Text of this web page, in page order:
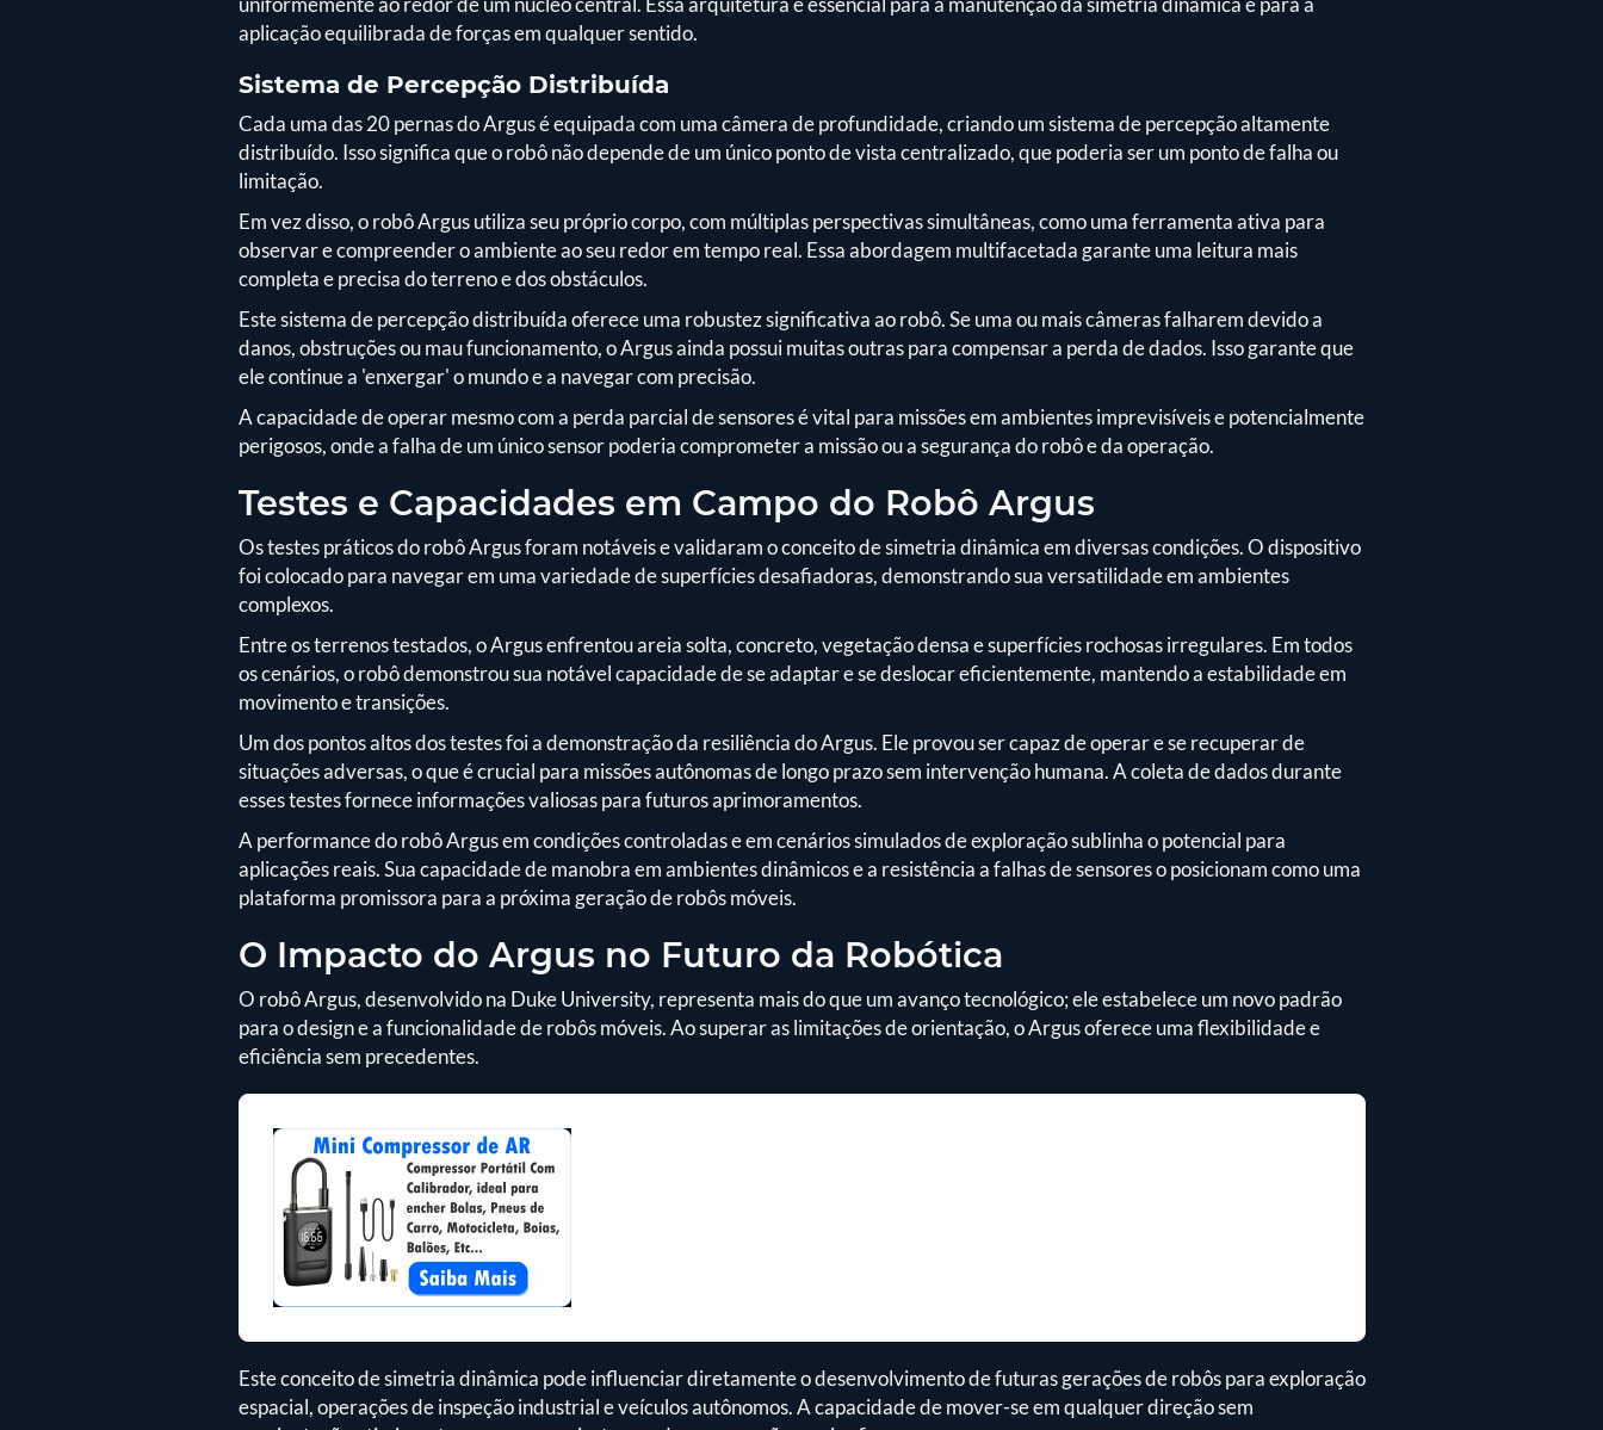
aplicação equilibrada de forças em qualquer sentido.
Sistema de Percepção Distribuída
Cada uma das 20 pernas do Argus é equipada com uma câmera de profundidade, criando um sistema de percepção altamente
distribuído. Isso significa que o robô não depende de um único ponto de vista centralizado, que poderia ser um ponto de falha ou
limitação.
Em vez disso, o robô Argus utiliza seu próprio corpo, com múltiplas perspectivas simultâneas, como uma ferramenta ativa para
observar e compreender o ambiente ao seu redor em tempo real. Essa abordagem multifacetada garante uma leitura mais
completa e precisa do terreno e dos obstáculos.
Este sistema de percepção distribuída oferece uma robustez significativa ao robô. Se uma ou mais câmeras falharem devido a
danos, obstruções ou mau funcionamento, o Argus ainda possui muitas outras para compensar a perda de dados. Isso garante que
ele continue a 'enxergar' o mundo e a navegar com precisão.
A capacidade de operar mesmo com a perda parcial de sensores é vital para missões em ambientes imprevisíveis e potencialmente
perigosos, onde a falha de um único sensor poderia comprometer a missão ou a segurança do robô e da operação.
Testes e Capacidades em Campo do Robô Argus
Os testes práticos do robô Argus foram notáveis e validaram o conceito de simetria dinâmica em diversas condições. O dispositivo
foi colocado para navegar em uma variedade de superfícies desafiadoras, demonstrando sua versatilidade em ambientes
complexos.
Entre os terrenos testados, o Argus enfrentou areia solta, concreto, vegetação densa e superfícies rochosas irregulares. Em todos
os cenários, o robô demonstrou sua notável capacidade de se adaptar e se deslocar eficientemente, mantendo a estabilidade em
movimento e transições.
Um dos pontos altos dos testes foi a demonstração da resiliência do Argus. Ele provou ser capaz de operar e se recuperar de
situações adversas, o que é crucial para missões autônomas de longo prazo sem intervenção humana. A coleta de dados durante
esses testes fornece informações valiosas para futuros aprimoramentos.
A performance do robô Argus em condições controladas e em cenários simulados de exploração sublinha o potencial para
aplicações reais. Sua capacidade de manobra em ambientes dinâmicos e a resistência a falhas de sensores o posicionam como uma
plataforma promissora para a próxima geração de robôs móveis.
O Impacto do Argus no Futuro da Robótica
O robô Argus, desenvolvido na Duke University, representa mais do que um avanço tecnológico; ele estabelece um novo padrão
para o design e a funcionalidade de robôs móveis. Ao superar as limitações de orientação, o Argus oferece uma flexibilidade e
eficiência sem precedentes.
Este conceito de simetria dinâmica pode influenciar diretamente o desenvolvimento de futuras gerações de robôs para exploração
espacial, operações de inspeção industrial e veículos autônomos. A capacidade de mover-se em qualquer direção sem